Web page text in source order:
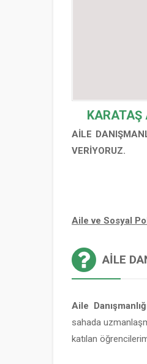
KARATAŞ
AİLE
VERİYORUZ.
Aile ve Sosyal
AILE
Aile
sahada
katılan